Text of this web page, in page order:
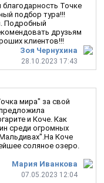
Зоя Чернухина
28.10.2023 17:43
благодарность Точке
подбор тура!!!
Подробный
друзьям
клиентов!!!
Мария Иванкова
07.05.2023 12:04
мира" за свой
и Коче. Как
среди огромных
Коче
соляное озеро.